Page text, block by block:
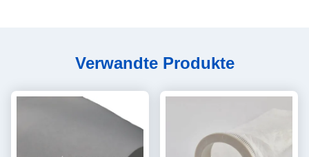
Verwandte Produkte